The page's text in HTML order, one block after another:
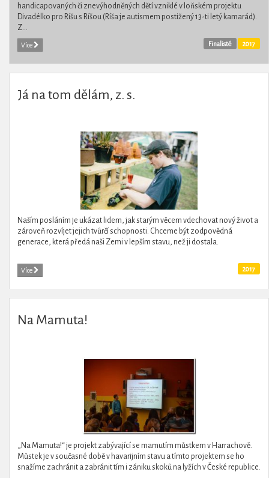
handicapovaných či znevýhodněných dětí vzniklé v loňském projektu
Divadélko pro Ríšu s Ríšou (Ríša je autismem postižený 13-ti letý kamarád).
Z...
Více 2017
Finalisté
Já na tom dělám, z. s.
Naším posláním je ukázat lidem, jak starým věcem vdechovat nový život a
zároveň rozvíjet jejich tvůrčí schopnosti. Chceme být zodpovědná
generace, která předá naši Zemi v lepším stavu, než ji dostala.
Více 2017
Na Mamuta!
„Na Mamuta!“ je projekt zabývající se mamutím můstkem v Harrachově.
Můstek je v současné době v havarijním stavu a tímto projektem se ho
snažíme zachránit a zabránit tím i zániku skoků na lyžích v České republice.